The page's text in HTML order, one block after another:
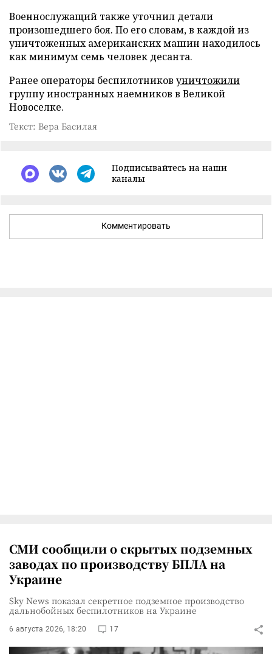
Военнослужащий также уточнил детали
произошедшего боя. По его словам, в каждой из
уничтоженных американских машин находилось
как минимум семь человек десанта.
Ранее операторы беспилотников уничтожили
группу иностранных наемников в Великой
Новоселке.
Текст: Вера Басилая
Подписывайтесь на наши
каналы
Комментировать
СМИ сообщили о скрытых подземных
заводах по производству БПЛА на
Украине
Sky News показал секретное подземное производство
дальнобойных беспилотников на Украине
6 августа 2026, 18:20 17